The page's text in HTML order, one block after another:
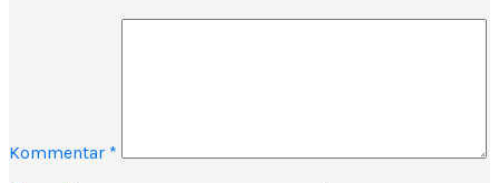
Kommentar *